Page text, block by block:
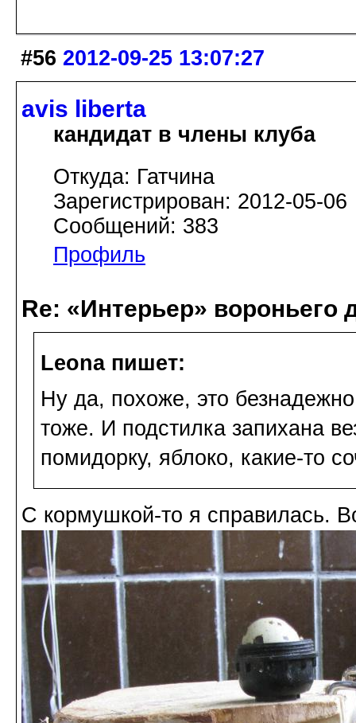
#56 2012-09-25 13:07:27
avis libertа
кандидат в члены клуба
Откуда: Гатчина
Зарегистрирован: 2012-05-06
Сообщений: 383
Профиль
Re: «Интерьер» вороньего
Leona пишет:
Ну да, похоже, это
тоже. И подстилка запихана
помидорку, яблоко, какие-то
С кормушкой-то я справилась.